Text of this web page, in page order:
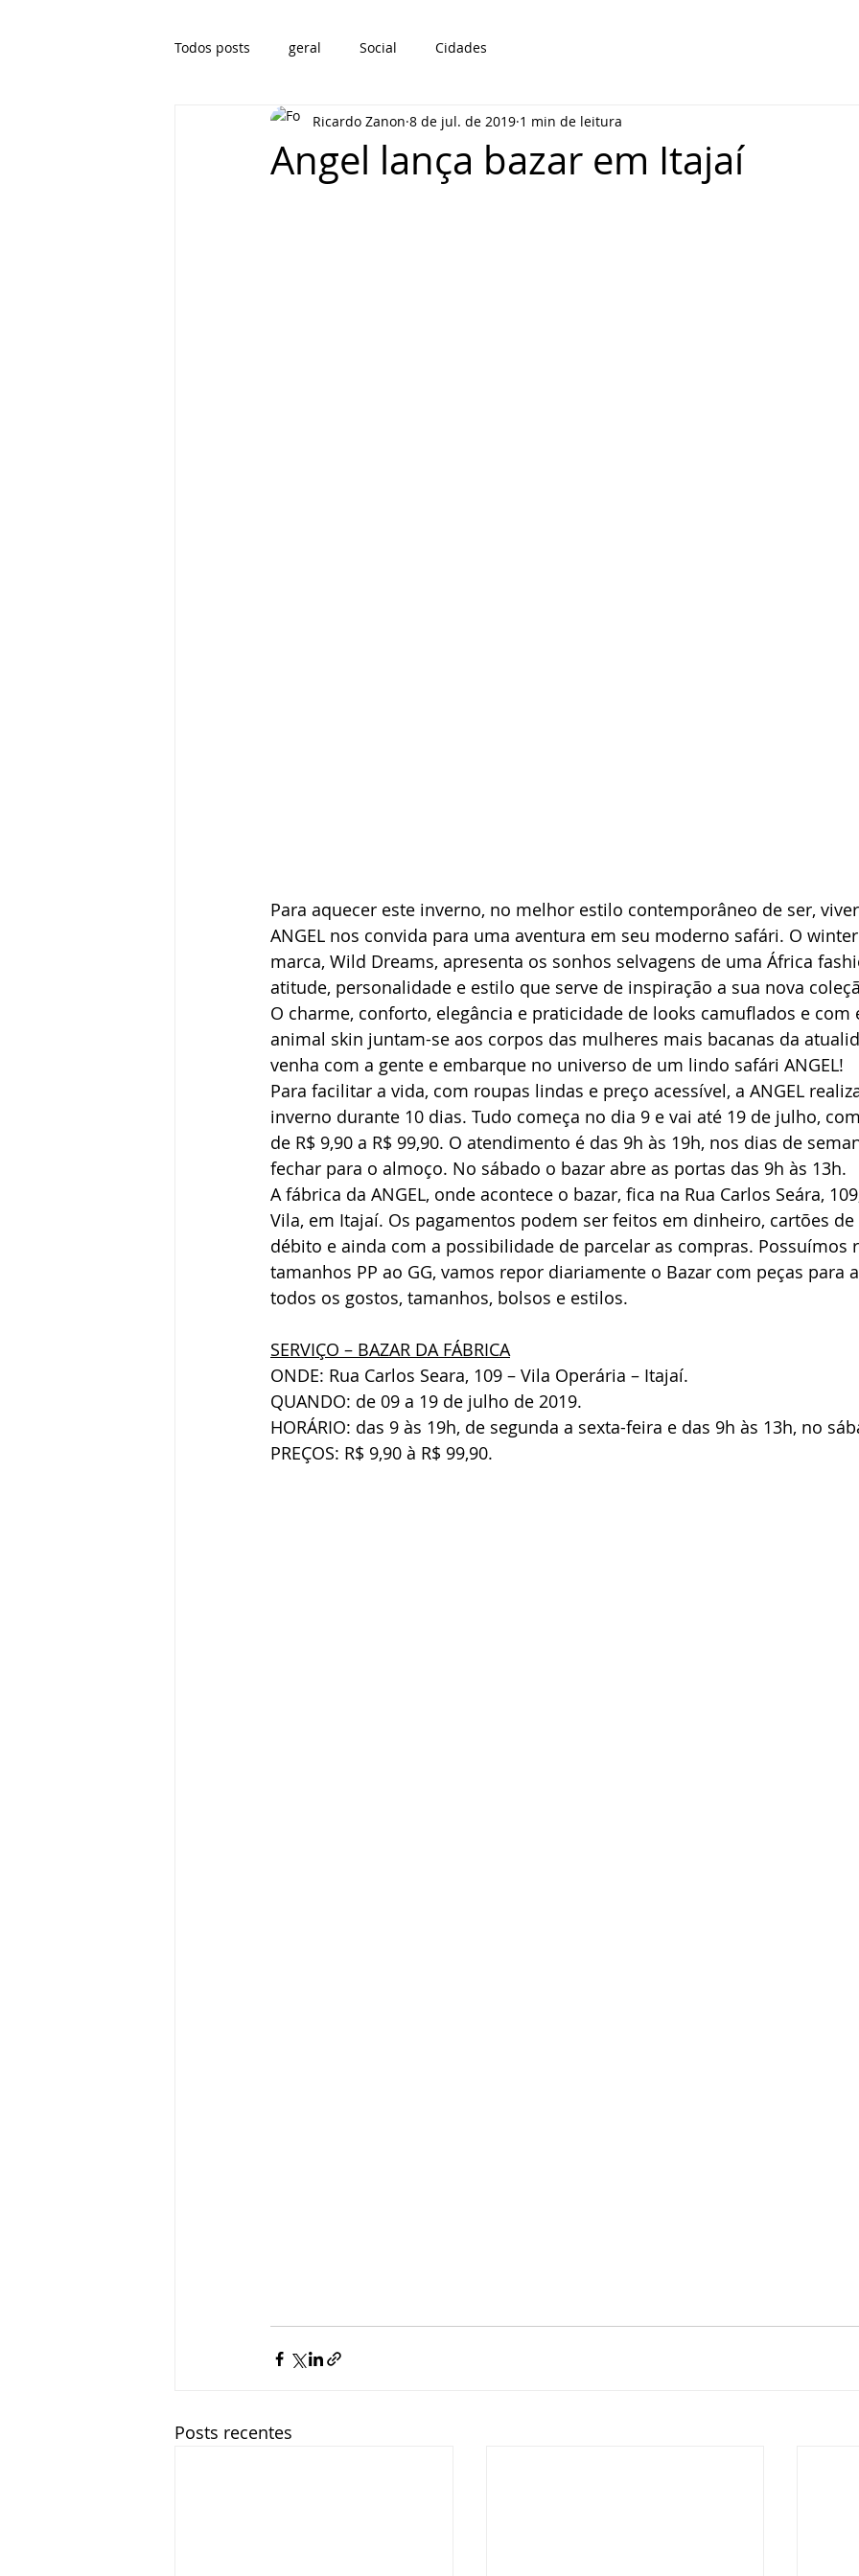
Todos posts geral Social Cidades
Angel lança bazar em Itajaí
Ricardo Zanon 8 de jul. de 2019 1 min de leitura
Para aquecer este inverno, no melhor estilo contemporâneo de ser,
ANGEL nos convida para uma aventura em seu moderno safári. O
marca, Wild Dreams, apresenta os sonhos selvagens de uma África
atitude, personalidade e estilo que serve de inspiração a sua nova
O charme, conforto, elegância e praticidade de looks camuflados e
animal skin juntam-se aos corpos das mulheres mais bacanas da
venha com a gente e embarque no universo de um lindo safári ANGEL!
Para facilitar a vida, com roupas lindas e preço acessível, a ANGEL
inverno durante 10 dias. Tudo começa no dia 9 e vai até 19 de julho,
de R$ 9,90 a R$ 99,90. O atendimento é das 9h às 19h, nos dias de
fechar para o almoço. No sábado o bazar abre as portas das 9h às 13h.
A fábrica da ANGEL, onde acontece o bazar, fica na Rua Carlos Seára,
Vila, em Itajaí. Os pagamentos podem ser feitos em dinheiro, cartões
débito e ainda com a possibilidade de parcelar as compras. Possuímos
tamanhos PP ao GG, vamos repor diariamente o Bazar com peças para
todos os gostos, tamanhos, bolsos e estilos.
SERVIÇO – BAZAR DA FÁBRICA
ONDE: Rua Carlos Seara, 109 – Vila Operária – Itajaí.
QUANDO: de 09 a 19 de julho de 2019.
HORÁRIO: das 9 às 19h, de segunda a sexta-feira e das 9h às 13h, no
PREÇOS: R$ 9,90 à R$ 99,90.
Posts recentes